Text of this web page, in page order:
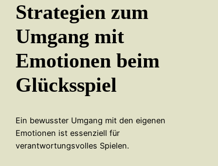
Strategien zum
Umgang mit
Emotionen beim
Glücksspiel
Ein bewusster Umgang mit den eigenen
Emotionen ist essenziell für
verantwortungsvolles Spielen.